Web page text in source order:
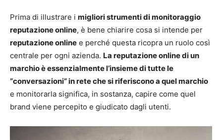
Prima di illustrare i migliori strumenti di monitoraggio
reputazione online, è bene chiarire cosa si intende per
reputazione online e perché questa ricopra un ruolo così
centrale per ogni azienda. La reputazione online di un
marchio è essenzialmente l’insieme di tutte le
“conversazioni” in rete che si riferiscono a quel marchio
e monitorarla significa, in sostanza, capire come quel
brand viene percepito e giudicato dagli utenti.